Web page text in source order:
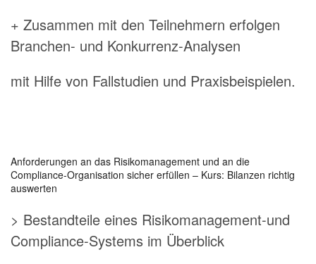
+ Zusammen mit den Teilnehmern erfolgen
Branchen- und Konkurrenz-Analysen
mit Hilfe von Fallstudien und Praxisbeispielen.
Anforderungen an das Risikomanagement und an die
Compliance-Organisation sicher erfüllen – Kurs: Bilanzen richtig
auswerten
> Bestandteile eines Risikomanagement-und
Compliance-Systems im Überblick